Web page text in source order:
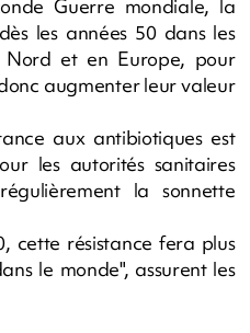
Guerre mondiale, la
les années 50 dans les
Nord et en Europe, pour
augmenter leur valeur
aux antibiotiques est
les autorités sanitaires
la sonnette
cette résistance fera plus
le monde", assurent les